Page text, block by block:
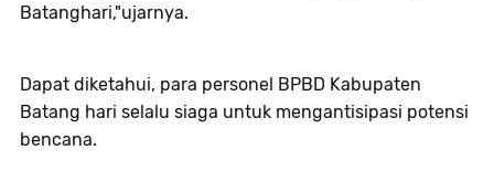
Batanghari,"ujarnya.
Dapat diketahui, para personel BPBD Kabupaten
Batang hari selalu siaga untuk mengantisipasi potensi
bencana.